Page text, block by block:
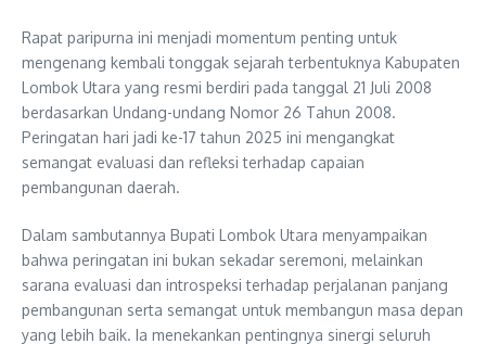
Rapat paripurna ini menjadi momentum penting untuk
mengenang kembali tonggak sejarah terbentuknya Kabupaten
Lombok Utara yang resmi berdiri pada tanggal 21 Juli 2008
berdasarkan Undang-undang Nomor 26 Tahun 2008.
Peringatan hari jadi ke-17 tahun 2025 ini mengangkat
semangat evaluasi dan refleksi terhadap capaian
pembangunan daerah.
Dalam sambutannya Bupati Lombok Utara menyampaikan
bahwa peringatan ini bukan sekadar seremoni, melainkan
sarana evaluasi dan introspeksi terhadap perjalanan panjang
pembangunan serta semangat untuk membangun masa depan
yang lebih baik. Ia menekankan pentingnya sinergi seluruh